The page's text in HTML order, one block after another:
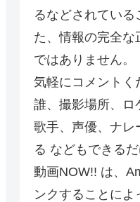
るなどされている
た、情報の完全
ではありません。
気軽にコメントく
誰、撮影場所、ロ
歌手、声優、ナレ
る などもできる
動画NOW!! は、
ンクすることによ